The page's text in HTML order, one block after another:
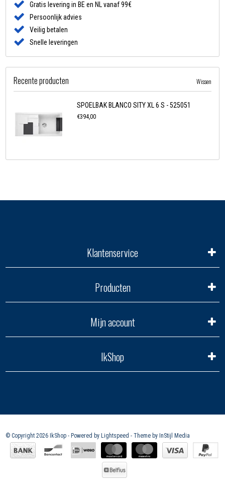
Gratis levering in BE en NL vanaf 99€
Persoonlijk advies
Veilig betalen
Snelle leveringen
Recente producten Wissen
SPOELBAK BLANCO SITY XL 6 S - 525051
€394,00
Klantenservice
Producten
Mijn account
IkShop
© Copyright 2026 IkShop - Powered by Lightspeed - Theme by InStijl Media